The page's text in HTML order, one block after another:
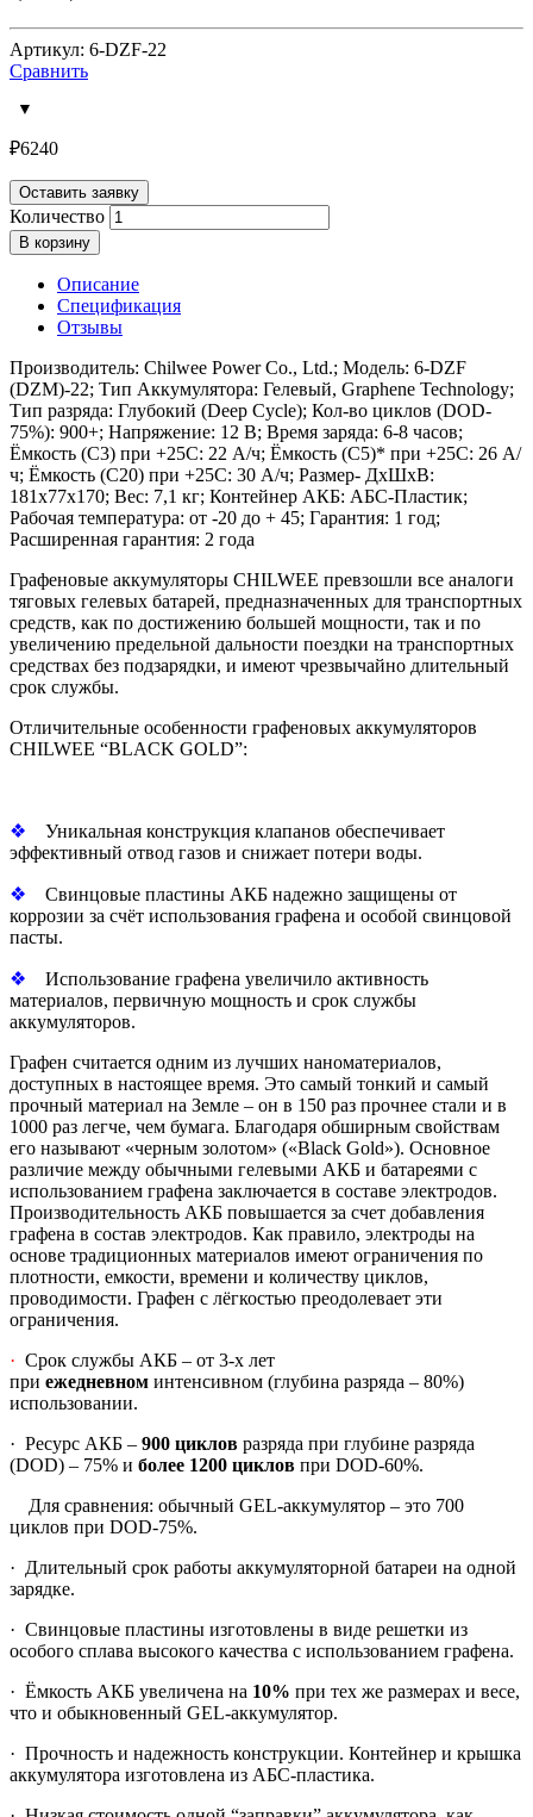
Артикул: 6-DZF-22
Сравнить
₽6240
Оставить заявку
Количество
В корзину
Описание
Спецификация
Отзывы
Производитель: Chilwee Power Co., Ltd.; Модель: 6-DZF
(DZM)-22; Тип Аккумулятора: Гелевый, Graphene Technology;
Тип разряда: Глубокий (Deep Cycle); Кол-во циклов (DOD-
75%): 900+; Напряжение: 12 В; Время заряда: 6-8 часов;
Ёмкость (С3) при +25С: 22 А/ч; Ёмкость (С5)* при +25С: 26 А/
ч; Ёмкость (С20) при +25С: 30 А/ч; Размер- ДхШхВ:
181х77х170; Вес: 7,1 кг; Контейнер АКБ: АБС-Пластик;
Рабочая температура: от -20 до + 45; Гарантия: 1 год;
Расширенная гарантия: 2 года
Графеновые аккумуляторы CHILWEE превзошли все аналоги
тяговых гелевых батарей, предназначенных для транспортных
средств, как по достижению большей мощности, так и по
увеличению предельной дальности поездки на транспортных
средствах без подзарядки, и имеют чрезвычайно длительный
срок службы.
Отличительные особенности графеновых аккумуляторов
CHILWEE “BLACK GOLD”:
❖ Уникальная конструкция клапанов обеспечивает
эффективный отвод газов и снижает потери воды.
❖
Свинцовые пластины АКБ надежно защищены от
коррозии за счёт использования графена и особой свинцовой
пасты.
❖ Использование графена увеличило активность
материалов, первичную мощность и срок службы
аккумуляторов.
Графен считается одним из лучших наноматериалов,
доступных в настоящее время. Это самый тонкий и самый
прочный материал на Земле – он в 150 раз прочнее стали и в
1000 раз легче, чем бумага. Благодаря обширным свойствам
его называют «черным золотом» («Black Gold»). Основное
различие между обычными гелевыми АКБ и батареями с
использованием графена заключается в составе электродов.
Производительность АКБ повышается за счет добавления
графена в состав электродов. Как правило, электроды на
основе традиционных материалов имеют ограничения по
плотности, емкости, времени и количеству циклов,
проводимости. Графен с лёгкостью преодолевает эти
ограничения.
· Срок службы АКБ – от 3-х лет
при ежедневном интенсивном (глубина разряда – 80%)
использовании.
· Ресурс АКБ – 900 циклов разряда при глубине разряда
(DOD) – 75% и более 1200 циклов при DOD-60%.
Для сравнения: обычный GEL-аккумулятор – это 700
циклов при DOD-75%.
· Длительный срок работы аккумуляторной батареи на одной
зарядке.
· Свинцовые пластины изготовлены в виде решетки из
особого сплава высокого качества с использованием графена.
· Ёмкость АКБ увеличена на 10% при тех же размерах и весе,
что и обыкновенный GEL-аккумулятор.
· Прочность и надежность конструкции. Контейнер и крышка
аккумулятора изготовлена из АБС-пластика.